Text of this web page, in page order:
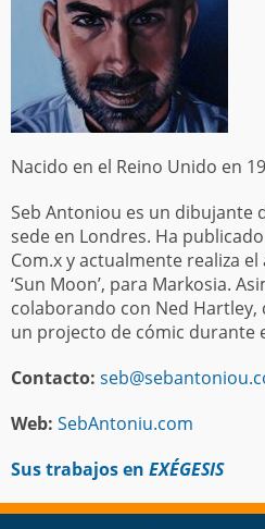
Nacido en el Reino Unido en
Seb Antoniou es un dibujante
sede en Londres. Ha publicado
Com.x y actualmente realiza
‘Sun Moon’, para Markosia.
colaborando con Ned Hartley,
un projecto de cómic durante
Contacto:
Web: SebAntoniu.com
Sus trabajos en EXÉGESIS